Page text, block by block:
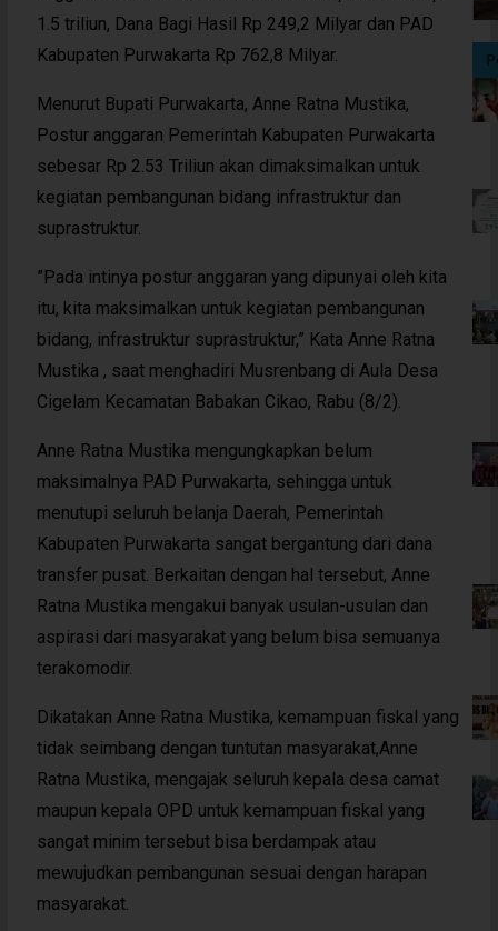
1.5 triliun, Dana Bagi Hasil Rp 249,2 Milyar dan PAD
Kabupaten Purwakarta Rp 762,8 Milyar.
Menurut Bupati Purwakarta, Anne Ratna Mustika,
Postur anggaran Pemerintah Kabupaten Purwakarta
sebesar Rp 2.53 Triliun akan dimaksimalkan untuk
kegiatan pembangunan bidang infrastruktur dan
suprastruktur.
”Pada intinya postur anggaran yang dipunyai oleh kita
itu, kita maksimalkan untuk kegiatan pembangunan
bidang, infrastruktur suprastruktur,” Kata Anne Ratna
Mustika , saat menghadiri Musrenbang di Aula Desa
Cigelam Kecamatan Babakan Cikao, Rabu (8/2).
Anne Ratna Mustika mengungkapkan belum
maksimalnya PAD Purwakarta, sehingga untuk
menutupi seluruh belanja Daerah, Pemerintah
Kabupaten Purwakarta sangat bergantung dari dana
transfer pusat. Berkaitan dengan hal tersebut, Anne
Ratna Mustika mengakui banyak usulan-usulan dan
aspirasi dari masyarakat yang belum bisa semuanya
terakomodir.
Dikatakan Anne Ratna Mustika, kemampuan fiskal yang
tidak seimbang dengan tuntutan masyarakat,Anne
Ratna Mustika, mengajak seluruh kepala desa camat
maupun kepala OPD untuk kemampuan fiskal yang
sangat minim tersebut bisa berdampak atau
mewujudkan pembangunan sesuai dengan harapan
masyarakat.